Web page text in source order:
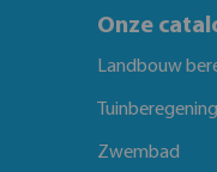
Onze
Landbouw
Tuinberegening
Zwembad